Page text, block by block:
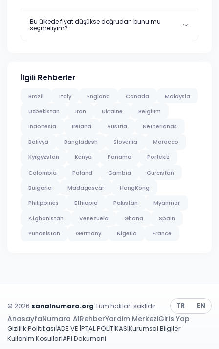
Bu ülkede fiyat düşükse doğrudan bunu mu
seçmeliyim?
İlgili Rehberler
Brazil Italy England Canada
Malaysia
Uzbekistan
Iran Ukraine
Belgium
Indonesia
Ireland Austria
Netherlands
Bolivya
Bangladesh Slovenia
Morocco
Kyrgyzstan
Kenya Panama
Portekiz
Colombia
Poland Gambia
Gürcistan
Bulgaria
Madagascar
HongKong
Philippines
Ethiopia Pakistan
Myanmar
Afghanistan
Venezuela Ghana
Spain
Yunanistan
Germany Nigeria France
© 2026 sanalnumara.org Tum haklari saklidir. TR EN
AnasayfaNumara AlRehberYardim MerkeziGiris Yap
Gizlilik PolitikasıİADE VE İPTAL POLİTİKASIKurumsal Bilgiler
Kullanim KosullariAPI Dokumani